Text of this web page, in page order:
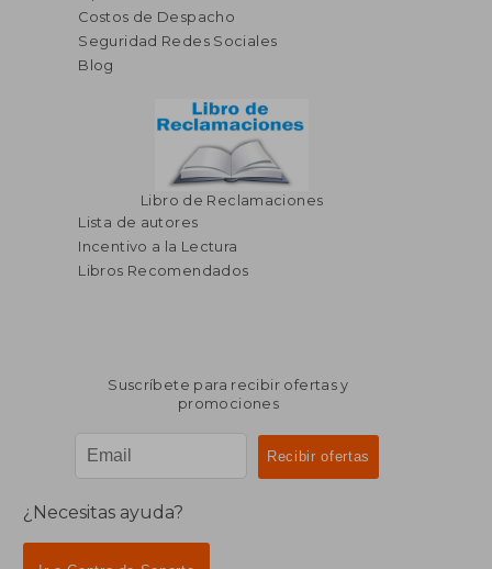
Costos de Despacho
Seguridad Redes Sociales
Blog
Libro de Reclamaciones
Lista de autores
Incentivo a la Lectura
Libros Recomendados
Suscríbete para recibir ofertas y
promociones
¿Necesitas ayuda?